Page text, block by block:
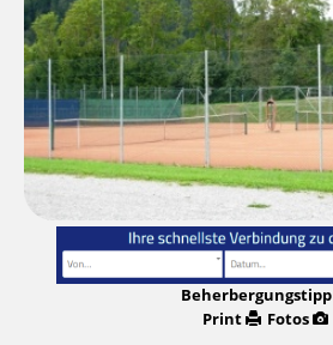
Beherbergungstipp
Print
Fotos